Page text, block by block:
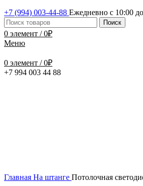
+7 (994) 003-44-88 Ежедневно с 10:00
Поиск
0 элемент / 0₽
Меню
0 элемент / 0₽
+7 994 003 44 88
Главная На штанге Потолочная